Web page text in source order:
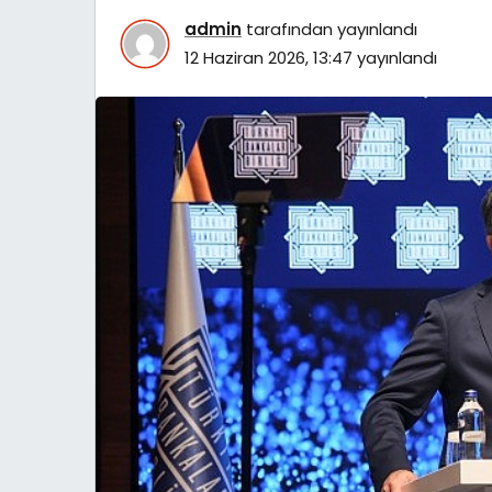
admin tarafından yayınlandı
12 Haziran 2026, 13:47 yayınlandı